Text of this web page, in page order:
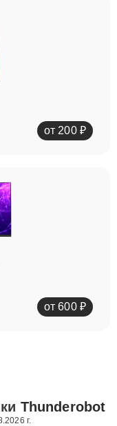
от 200 ₽
от 600 ₽
Thunderobot
г.